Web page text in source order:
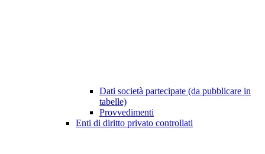
Dati società partecipate (da pubblicare in
tabelle)
Provvedimenti
Enti di diritto privato controllati